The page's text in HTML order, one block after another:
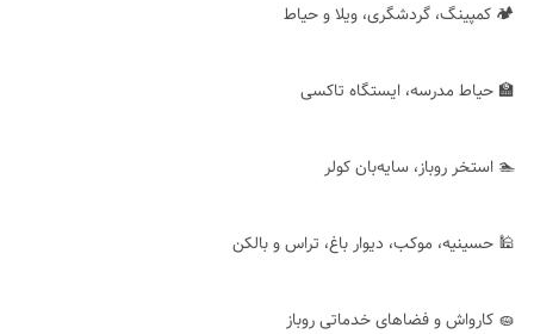
🏕 کمپینگ، گردشگری، ویلا و حیاط
🏫 حیاط مدرسه، ایستگاه تاکسی
🏊 استخر روباز، سایه‌بان کولر
🕌 حسینیه، موکب، دیوار باغ، تراس و بالکن
🧽 کارواش و فضاهای خدماتی روباز